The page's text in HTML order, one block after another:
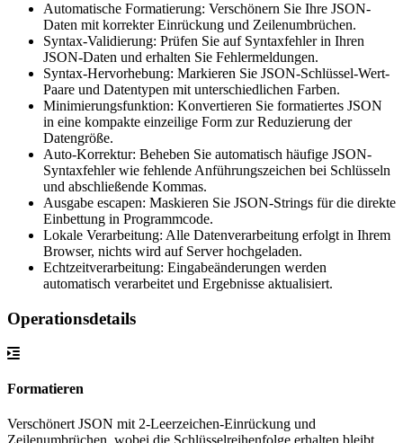
Automatische Formatierung: Verschönern Sie Ihre JSON-
Daten mit korrekter Einrückung und Zeilenumbrüchen.
Syntax-Validierung: Prüfen Sie auf Syntaxfehler in Ihren
JSON-Daten und erhalten Sie Fehlermeldungen.
Syntax-Hervorhebung: Markieren Sie JSON-Schlüssel-Wert-
Paare und Datentypen mit unterschiedlichen Farben.
Minimierungsfunktion: Konvertieren Sie formatiertes JSON
in eine kompakte einzeilige Form zur Reduzierung der
Datengröße.
Auto-Korrektur: Beheben Sie automatisch häufige JSON-
Syntaxfehler wie fehlende Anführungszeichen bei Schlüsseln
und abschließende Kommas.
Ausgabe escapen: Maskieren Sie JSON-Strings für die direkte
Einbettung in Programmcode.
Lokale Verarbeitung: Alle Datenverarbeitung erfolgt in Ihrem
Browser, nichts wird auf Server hochgeladen.
Echtzeitverarbeitung: Eingabeänderungen werden
automatisch verarbeitet und Ergebnisse aktualisiert.
Operationsdetails
Formatieren
Verschönert JSON mit 2-Leerzeichen-Einrückung und